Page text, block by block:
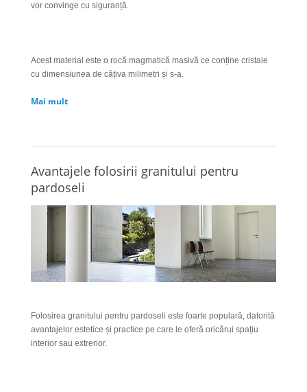
vor convinge cu siguranță.
Acest material este o rocă magmatică masivă ce conține cristale
cu dimensiunea de câțiva milimetri și s-a.
Mai mult
Avantajele folosirii granitului pentru
pardoseli
Folosirea granitului pentru pardoseli este foarte populară, datorită
avantajelor estetice și practice pe care le oferă oricărui spațiu
interior sau extrerior.